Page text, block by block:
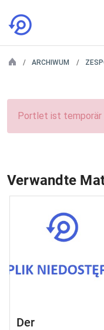
ARCHIWUM
Portlet ist temporär
Verwandte
Der